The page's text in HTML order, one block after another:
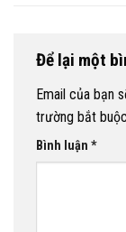
Để lại một
Email của bạn
trường bắt
Bình luận *